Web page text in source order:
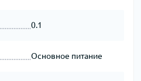
0.1
Основное питание